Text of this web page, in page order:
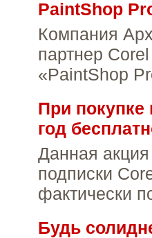
PaintShop
Компания
партнер
«PaintShop
При покупке
год
Данная
подписки
фактически
Будь